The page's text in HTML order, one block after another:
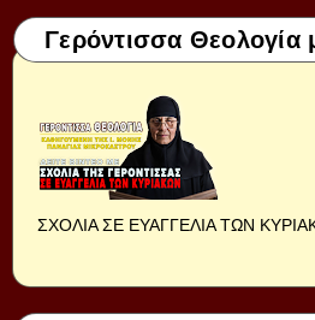
Γερόντισσα Θεολογία
ΣΧΟΛΙΑ ΣΕ ΕΥΑΓΓΕΛΙΑ ΤΩΝ